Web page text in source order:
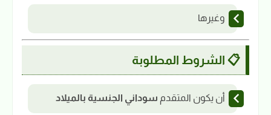
وغيرها
📋 الشروط المطلوبة
أن يكون المتقدم سوداني الجنسية بالميلاد